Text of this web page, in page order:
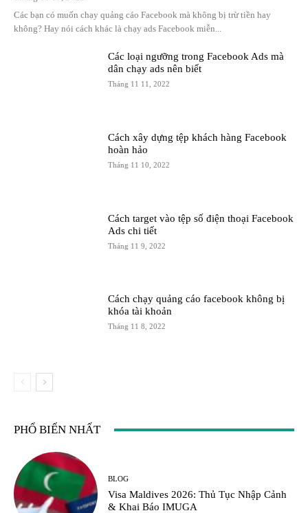
Các bạn có muốn chạy quảng cáo Facebook mà không bị trừ tiền hay
không? Hay nói cách khác là chạy ads Facebook miễn...
Các loại ngưỡng trong Facebook Ads mà
dân chạy ads nên biết
Tháng 11 11, 2022
Cách xây dựng tệp khách hàng Facebook
hoàn hảo
Tháng 11 10, 2022
Cách target vào tệp số điện thoại Facebook
Ads chi tiết
Tháng 11 9, 2022
Cách chạy quảng cáo facebook không bị
khóa tài khoản
Tháng 11 8, 2022
PHỔ BIẾN NHẤT
BLOG
Visa Maldives 2026: Thủ Tục Nhập Cảnh
& Khai Báo IMUGA